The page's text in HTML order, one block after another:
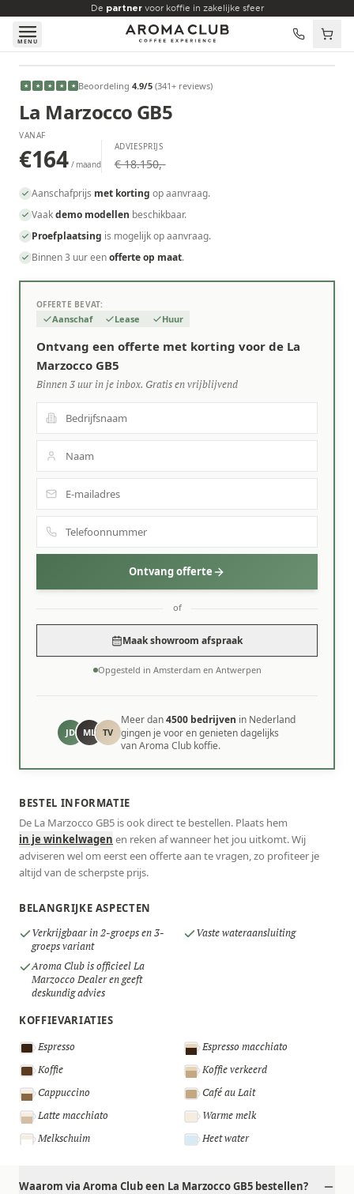
Skip to main content
De partnervoor koffie in zakelijke sfeer
MENU
VANAF
€164
★ ★ ★ ★ ★ Beoordeling 4.9/5 (341+ reviews)
La Marzocco GB5
VANAF
€164/ maand
ADVIESPRIJS
€ 18.150,-
Aanschafprijs met korting op aanvraag.
Vaakdemo modellen beschikbaar.
Proefplaatsing is mogelijk op aanvraag.
Binnen 3 uur eenofferte op maat.
OFFERTE BEVAT:
Aanschaf Lease Huur
Ontvang een offerte met korting voor de La
Marzocco GB5
Binnen 3 uur in je inbox. Gratis en vrijblijvend
Ontvang offerte
of
Maak showroom afspraak
Opgesteld in Amsterdam en Antwerpen
JD ML TV
Meer dan4500 bedrijven in Nederland
gingen je voor en genieten dagelijks
van Aroma Club koffie.
BESTEL INFORMATIE
De La Marzocco GB5 is ook direct te bestellen. Plaats hem
in je winkelwagen en reken af wanneer het jou uitkomt. Wij
adviseren wel om eerst een offerte aan te vragen, zo profiteer je
altijd van de scherpste prijs.
BELANGRIJKE ASPECTEN
Verkrijgbaar in 2-groeps en 3-
groeps variant
Vaste wateraansluiting
Aroma Club is officieel La
Marzocco Dealer en geeft
deskundig advies
KOFFIEVARIATIES
Espresso
Espresso macchiato
Koffie
Koffie verkeerd
Cappuccino
Café au Lait
Latte macchiato
Warme melk
Melkschuim
Heet water
Waarom via Aroma Club een La Marzocco GB5 bestellen?